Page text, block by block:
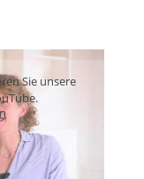
Sie unsere